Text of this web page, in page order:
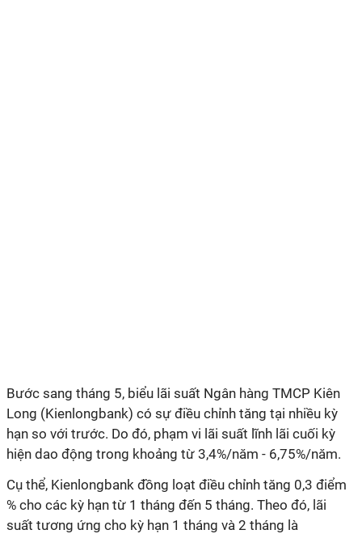
Bước sang tháng 5, biểu lãi suất Ngân hàng TMCP Kiên
Long (Kienlongbank) có sự điều chỉnh tăng tại nhiều kỳ
hạn so với trước. Do đó, phạm vi lãi suất lĩnh lãi cuối kỳ
hiện dao động trong khoảng từ 3,4%/năm - 6,75%/năm.
Cụ thể, Kienlongbank đồng loạt điều chỉnh tăng 0,3 điểm
% cho các kỳ hạn từ 1 tháng đến 5 tháng. Theo đó, lãi
suất tương ứng cho kỳ hạn 1 tháng và 2 tháng là